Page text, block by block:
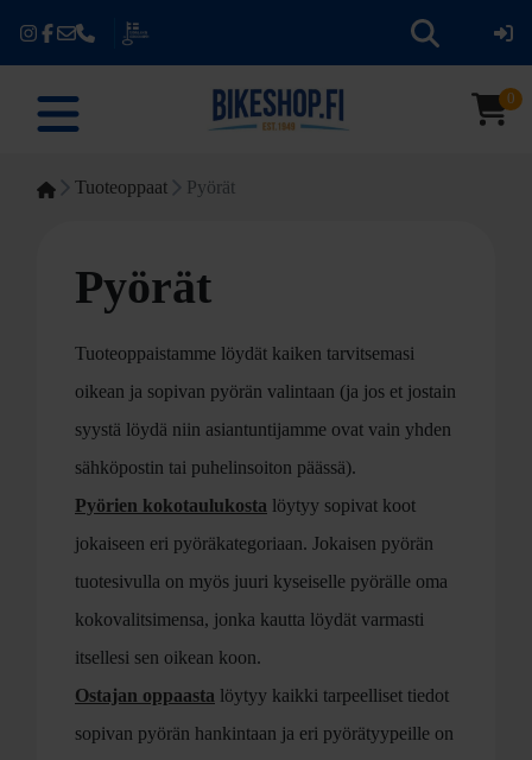
0
Tuoteoppaat Pyörät
Pyörät
Tuoteoppaistamme löydät kaiken tarvitsemasi
oikean ja sopivan pyörän valintaan (ja jos et jostain
syystä löydä niin asiantuntijamme ovat vain yhden
sähköpostin tai puhelinsoiton päässä).
Pyörien kokotaulukosta löytyy sopivat koot
jokaiseen eri pyöräkategoriaan. Jokaisen pyörän
tuotesivulla on myös juuri kyseiselle pyörälle oma
kokovalitsimensa, jonka kautta löydät varmasti
itsellesi sen oikean koon.
Ostajan oppaasta löytyy kaikki tarpeelliset tiedot
sopivan pyörän hankintaan ja eri pyörätyypeille on